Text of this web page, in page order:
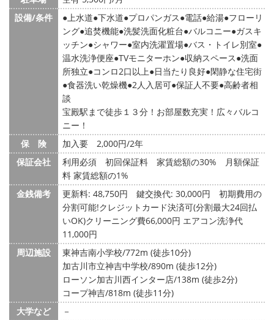
設備/条件
上水道 下水道 プロパンガス 電話 給湯 フローリ
ング 追焚機能 洗髪洗面化粧台 バルコニー ガスキ
ッチン シャワー 室内洗濯置場 バス・トイレ別室
温水洗浄便座 TVモニターホン 収納スペース 洗面
所独立 コンロ2口以上 日当たり良好 閑静な住宅街
食器洗い乾燥機 2人入居可 保証人不要 高齢者相
談
宝殿駅まで徒歩１３分！お部屋数充実！広々バルコ
ニー！
保 険
加入要 2,000円/2年
保証会社
利用必須 初回保証料 家賃総額の30% 月額保証
料 家賃総額の1%
金銭備考
更新料: 48,750円 鍵交換代: 30,000円
初期費用の
分割可能!クレジットカード決済可(分割最大24回払
いOK)クリーニング費66,000円 エアコン洗浄代
11,000円
周辺施設
東神吉南小学校/772m (徒歩10分)
加古川市立神吉中学校/890m (徒歩12分)
ローソン加古川西インター店/138m (徒歩2分)
コープ神吉/818m (徒歩11分)
大学など
－